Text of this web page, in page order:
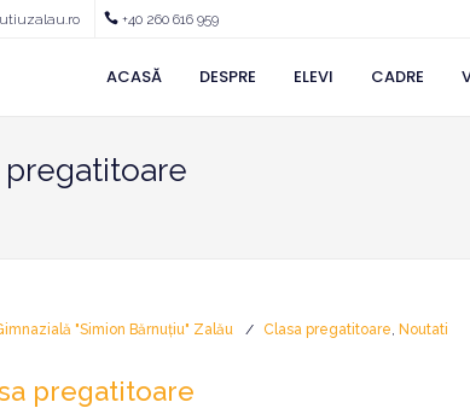
+40 260 616 959
ACASĂ DESPRE ELEVI CADRE
pregatitoare
"Simion Bărnuțiu" Zalău Clasa pregatitoare, Noutati
pregatitoare